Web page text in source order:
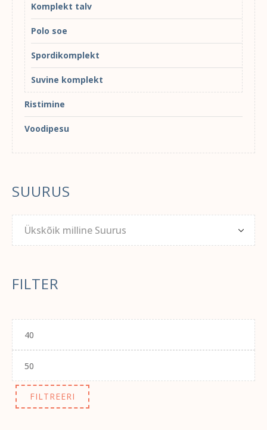
Komplekt talv
Polo soe
Spordikomplekt
Suvine komplekt
Ristimine
Voodipesu
SUURUS
Ükskõik milline Suurus
FILTER
Minimaalne
hind
Maksimaalne
hind
FILTREERI